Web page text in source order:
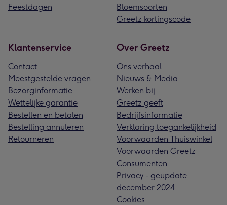
Feestdagen
Bloemsoorten
Greetz kortingscode
Klantenservice
Contact
Meestgestelde vragen
Bezorginformatie
Wettelijke garantie
Bestellen en betalen
Bestelling annuleren
Retourneren
Over Greetz
Ons verhaal
Nieuws & Media
Werken bij
Greetz geeft
Bedrijfsinformatie
Verklaring toegankelijkheid
Voorwaarden Thuiswinkel
Voorwaarden Greetz
Consumenten
Privacy - geupdate
december 2024
Cookies